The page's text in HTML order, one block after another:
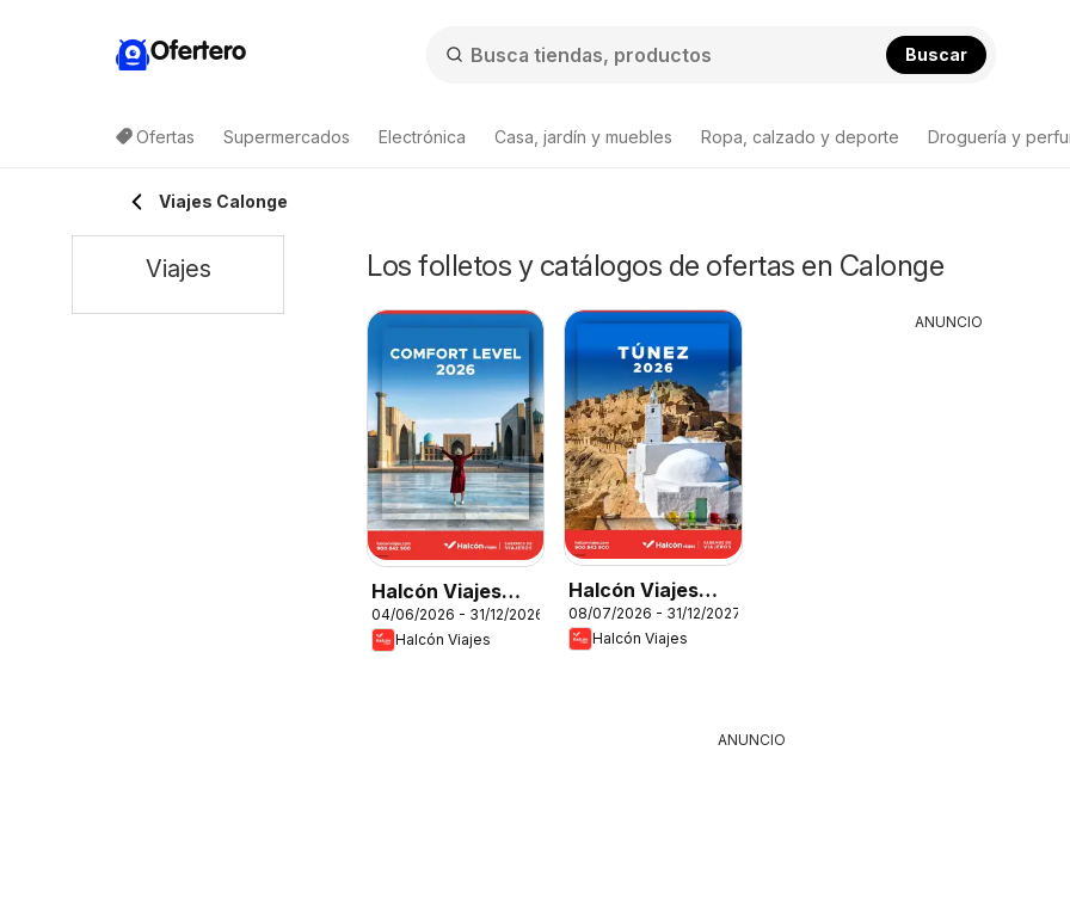
Ofertero Buscar
Ofertas Supermercados Electrónica Casa, jardín y muebles Ropa, calzado y deporte Droguería y
Viajes Calonge
Los folletos y catálogos de ofertas en Calonge
Halcón Viajes
Comfort level
2026
04/06/2026 - 31/12/2026
Halcón Viajes
Halcón Viajes
Túnez
08/07/2026 - 31/12/2027
Halcón Viajes
ANUNCIO
ANUNCIO
Viajes